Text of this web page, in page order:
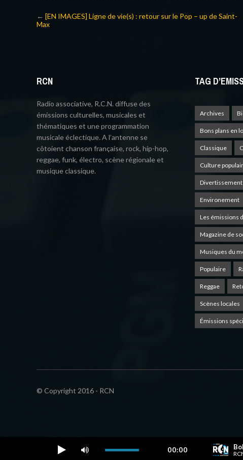
← [EN IMAGES] Ligne de vie(s) : retour sur le Pop – up de Saint-
Max
RCN
Radio associative, R.C.N. diffuse des
émissions culturelles, musicales et
thématiques et une programmation
musicale éclectique. A l’antenne se
côtoient chanson française, rock, hip-hop,
reggae, funk, électro, scène régionale et
musique classique.
TAG
Archives
Bons plans en
Classique
Culture
Divertissement
Environement
Les émissions
Magazine de
Musiques du
Populaire
Reggae
Scènes locales
Émissions
© Copyright 2016 - RCN
00:00